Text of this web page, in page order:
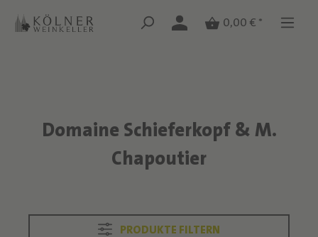
Zum Hauptinhalt springen
Zum Hauptinhalt springen
0,00 € *
Text überspringen
Domaine Schieferkopf & M.
Chapoutier
PRODUKTE FILTERN